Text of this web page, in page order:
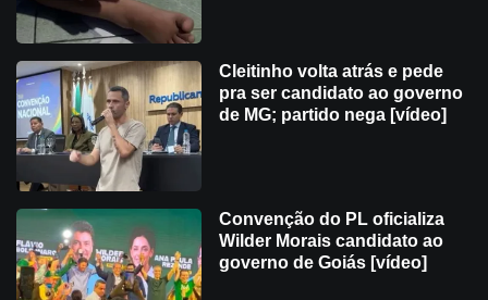
Cleitinho volta atrás e pede
pra ser candidato ao governo
de MG; partido nega [vídeo]
Convenção do PL oficializa
Wilder Morais candidato ao
governo de Goiás [vídeo]